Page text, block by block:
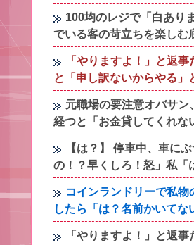
100均のレジで「白あり
でいる客の苛立ちを楽しむ
「やりますよ！」と返
と「申し訳ないからやる
元職場の要注意オバサ
経つと「お金貸してくれな
【は？】 停車中、車に
の！？早くしろ！怒」私「
コインランドリーで私
したら「は？名前かいてな
「やりますよ！」と返